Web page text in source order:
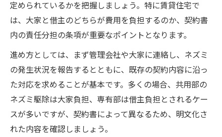
定められているかを把握しましょう。特に賃貸住宅で
は、大家と借主のどちらが費用を負担するのか、契約書
内の責任分担の条項が重要なポイントとなります。
進め方としては、まず管理会社や大家に連絡し、ネズミ
の発生状況を報告するとともに、既存の契約内容に沿っ
た対応を求めることが基本です。多くの場合、共用部の
ネズミ駆除は大家負担、専有部は借主負担とされるケー
スが多いですが、契約書によって異なるため、明文化さ
れた内容を確認しましょう。